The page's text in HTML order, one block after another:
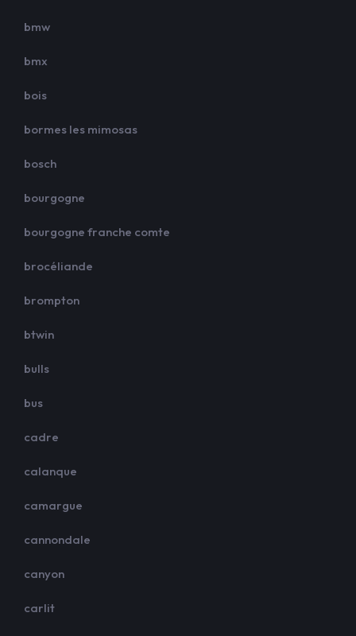
bmw
bmx
bois
bormes les mimosas
bosch
bourgogne
bourgogne franche comte
brocéliande
brompton
btwin
bulls
bus
cadre
calanque
camargue
cannondale
canyon
carlit